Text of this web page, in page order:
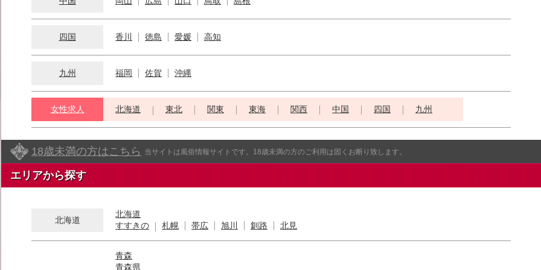
四国 香川 徳島 愛媛 高知
九州 福岡 佐賀 沖縄
女性求人 北海道 東北 関東 東海 関西 中国 四国 九州
18歳未満の方はこちら 当サイトは風俗情報サイトです。18歳未満の方のご利用は固くお断り致します。
エリアから探す
北海道
北海道
すすきの
札幌 帯広 旭川 釧路 北見
青森
青森県